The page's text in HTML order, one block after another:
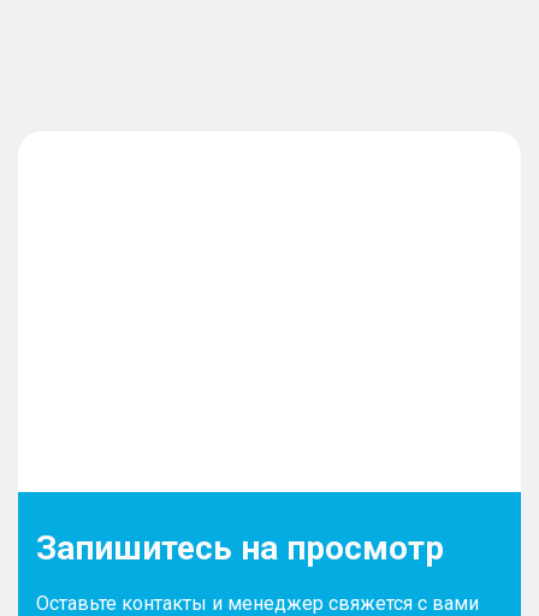
Запишитесь на просмотр
Оставьте контакты и менеджер свяжется с вами